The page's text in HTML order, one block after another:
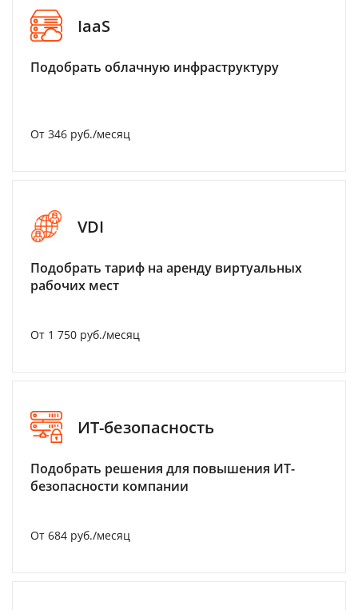
IaaS
Подобрать облачную инфраструктуру
От 346 руб./месяц
VDI
Подобрать тариф на аренду виртуальных
рабочих мест
От 1 750 руб./месяц
ИТ-безопасность
Подобрать решения для повышения ИТ-
безопасности компании
От 684 руб./месяц